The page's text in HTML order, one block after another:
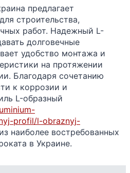
предлагает
строительства,
работ. Надежный L-
долговечные
удобство монтажа и
на протяжении
Благодаря сочетанию
к коррозии и
L-образный
profil/l-obraznyj-
наиболее востребованных
в Украине.